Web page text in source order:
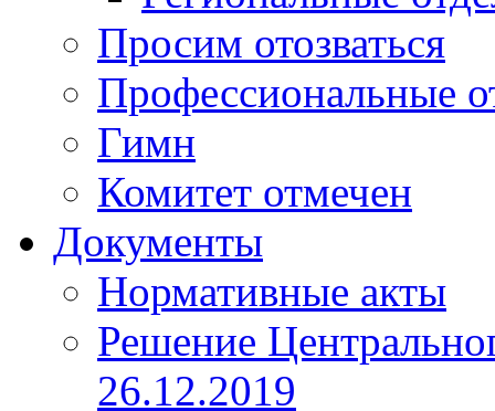
Просим отозваться
Профессиональные
Гимн
Комитет отмечен
Документы
Нормативные акты
Решение
26.12.2019